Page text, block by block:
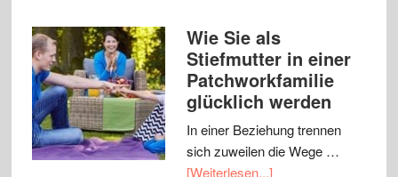
Wie Sie als
Stiefmutter in einer
Patchworkfamilie
glücklich werden
In einer Beziehung trennen
sich zuweilen die Wege …
[Weiterlesen...]